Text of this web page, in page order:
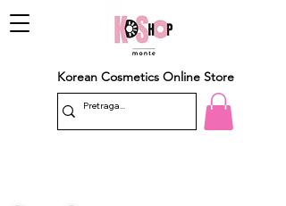
Korean Cosmetics Online Store